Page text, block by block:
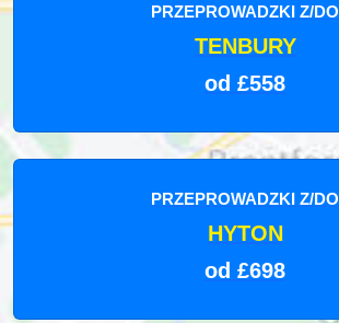
PRZEPROWADZKI Z/DO
TENBURY
od £558
PRZEPROWADZKI Z/DO
HYTON
od £698